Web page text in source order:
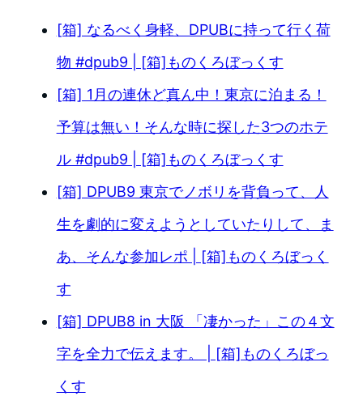
[箱] なるべく身軽、DPUBに持って行く荷
物 #dpub9 | [箱]ものくろぼっくす
[箱] 1月の連休ど真ん中！東京に泊まる！
予算は無い！そんな時に探した3つのホテ
ル #dpub9 | [箱]ものくろぼっくす
[箱] DPUB9 東京でノボリを背負って、人
生を劇的に変えようとしていたりして、ま
あ、そんな参加レポ | [箱]ものくろぼっく
す
[箱] DPUB8 in 大阪 「凄かった」この４文
字を全力で伝えます。 | [箱]ものくろぼっ
くす